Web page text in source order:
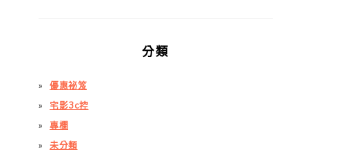
分類
優惠祕笈
宅影3c控
專欄
未分類